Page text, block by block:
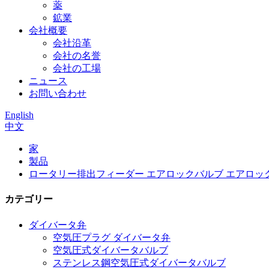
薬
鉱業
会社概要
会社沿革
会社の名誉
会社の工場
ニュース
お問い合わせ
English
中文
家
製品
ロータリー排出フィーダー エアロックバルブ エアロッ
カテゴリー
ダイバータ弁
空気圧プラグ ダイバータ弁
空気圧式ダイバータバルブ
ステンレス鋼空気圧式ダイバータバルブ